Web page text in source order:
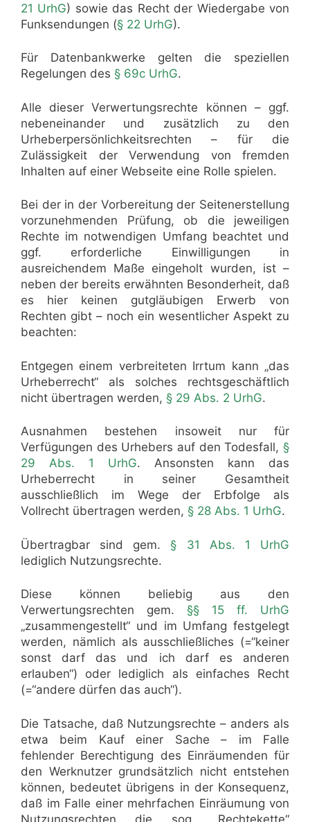
21 UrhG) sowie das Recht der Wiedergabe von
Funksendungen (§ 22 UrhG).
Für Datenbankwerke gelten die speziellen
Regelungen des § 69c UrhG.
Alle dieser Verwertungsrechte können – ggf.
nebeneinander und zusätzlich zu den
Urheberpersönlichkeitsrechten – für die
Zulässigkeit der Verwendung von fremden
Inhalten auf einer Webseite eine Rolle spielen.
Bei der in der Vorbereitung der Seitenerstellung
vorzunehmenden Prüfung, ob die jeweiligen
Rechte im notwendigen Umfang beachtet und
ggf. erforderliche Einwilligungen in
ausreichendem Maße eingeholt wurden, ist –
neben der bereits erwähnten Besonderheit, daß
es hier keinen gutgläubigen Erwerb von
Rechten gibt – noch ein wesentlicher Aspekt zu
beachten:
Entgegen einem verbreiteten Irrtum kann „das
Urheberrecht“ als solches rechtsgeschäftlich
nicht übertragen werden, § 29 Abs. 2 UrhG.
Ausnahmen bestehen insoweit nur für
Verfügungen des Urhebers auf den Todesfall, §
29 Abs. 1 UrhG. Ansonsten kann das
Urheberrecht in seiner Gesamtheit
ausschließlich im Wege der Erbfolge als
Vollrecht übertragen werden, § 28 Abs. 1 UrhG.
Übertragbar sind gem. § 31 Abs. 1 UrhG
lediglich Nutzungsrechte.
Diese können beliebig aus den
Verwertungsrechten gem. §§ 15 ff. UrhG
„zusammengestellt“ und im Umfang festgelegt
werden, nämlich als ausschließliches (=“keiner
sonst darf das und ich darf es anderen
erlauben“) oder lediglich als einfaches Recht
(=“andere dürfen das auch“).
Die Tatsache, daß Nutzungsrechte – anders als
etwa beim Kauf einer Sache – im Falle
fehlender Berechtigung des Einräumenden für
den Werknutzer grundsätzlich nicht entstehen
können, bedeutet übrigens in der Konsequenz,
daß im Falle einer mehrfachen Einräumung von
Nutzungsrechten die sog. „Rechtekette“